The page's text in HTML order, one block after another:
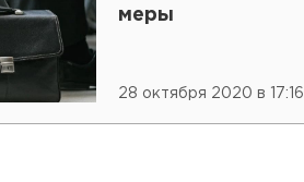
меры
28 октября 2020 в 17:16